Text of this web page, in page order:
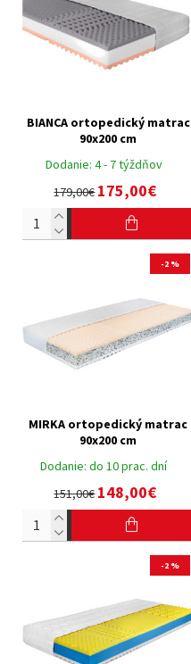
Dodanie: 4 - 7 týždňov
BIANCA ortopedický matrac
90x200 cm
179,00€175,00€
-2 %
Dodanie: do 10 prac. dní
MIRKA ortopedický matrac
90x200 cm
151,00€148,00€
-2 %